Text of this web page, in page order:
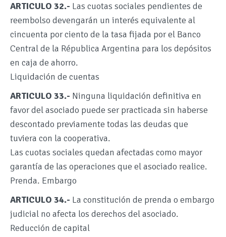
ARTICULO 32.- Las cuotas sociales pendientes de
reembolso devengarán un interés equivalente al
cincuenta por ciento de la tasa fijada por el Banco
Central de la Républica Argentina para los depósitos
en caja de ahorro.
Liquidación de cuentas
ARTICULO 33.- Ninguna liquidación definitiva en
favor del asociado puede ser practicada sin haberse
descontado previamente todas las deudas que
tuviera con la cooperativa.
Las cuotas sociales quedan afectadas como mayor
garantía de las operaciones que el asociado realice.
Prenda. Embargo
ARTICULO 34.- La constitución de prenda o embargo
judicial no afecta los derechos del asociado.
Reducción de capital